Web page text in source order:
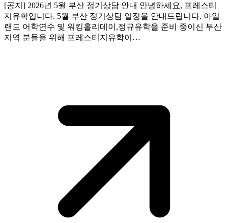
[공지] 2026년 5월 부산 정기상담 안내 안녕하세요, 프레스티
지유학입니다. 5월 부산 정기상담 일정을 안내드립니다. 아일
랜드 어학연수 및 워킹홀리데이,정규유학을 준비 중이신 부산
지역 분들을 위해 프레스티지유학이…